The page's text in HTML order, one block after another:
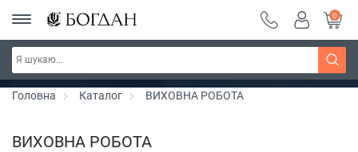
РОЗПРОДАЖ ~ 150 грн ~ 200 грн ~ 250 грн ~
300 грн ~ РОЗПРОДАЖ
Дізнатись більше
0
Головна Каталог ВИХОВНА РОБОТА
ВИХОВНА РОБОТА